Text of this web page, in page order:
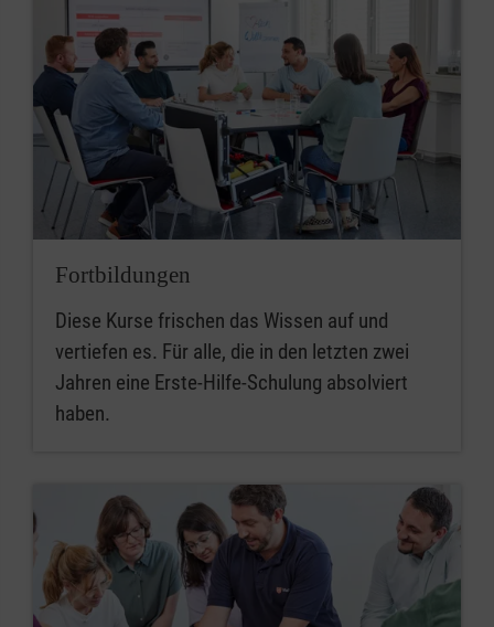
Fortbildungen
Diese Kurse frischen das Wissen auf und
vertiefen es. Für alle, die in den letzten zwei
Jahren eine Erste-Hilfe-Schulung absolviert
haben.